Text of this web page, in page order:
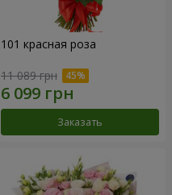
101 красная роза
11 089 грн
Заказать